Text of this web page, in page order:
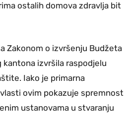
ostalih domova zdravlja bit
Zakonom o izvršenju Budžeta
izvršila raspodjelu
Iako je primarna
ovim pokazuje spremnost
ustanovama u stvaranju